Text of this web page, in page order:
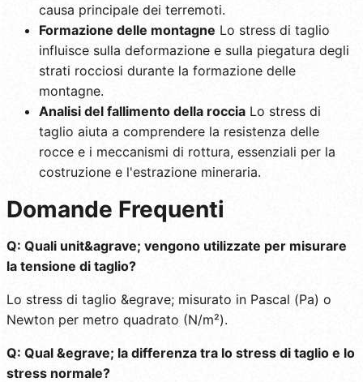
causa principale dei terremoti.
Formazione delle montagne Lo stress di taglio
influisce sulla deformazione e sulla piegatura degli
strati rocciosi durante la formazione delle
montagne.
Analisi del fallimento della roccia Lo stress di
taglio aiuta a comprendere la resistenza delle
rocce e i meccanismi di rottura, essenziali per la
costruzione e l'estrazione mineraria.
Domande Frequenti
Q: Quali unit&agrave; vengono utilizzate per misurare
la tensione di taglio?
Lo stress di taglio &egrave; misurato in Pascal (Pa) o
Newton per metro quadrato (N/m²).
Q: Qual &egrave; la differenza tra lo stress di taglio e lo
stress normale?